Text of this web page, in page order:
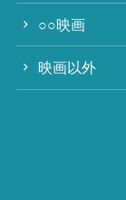
○○映画
映画以外